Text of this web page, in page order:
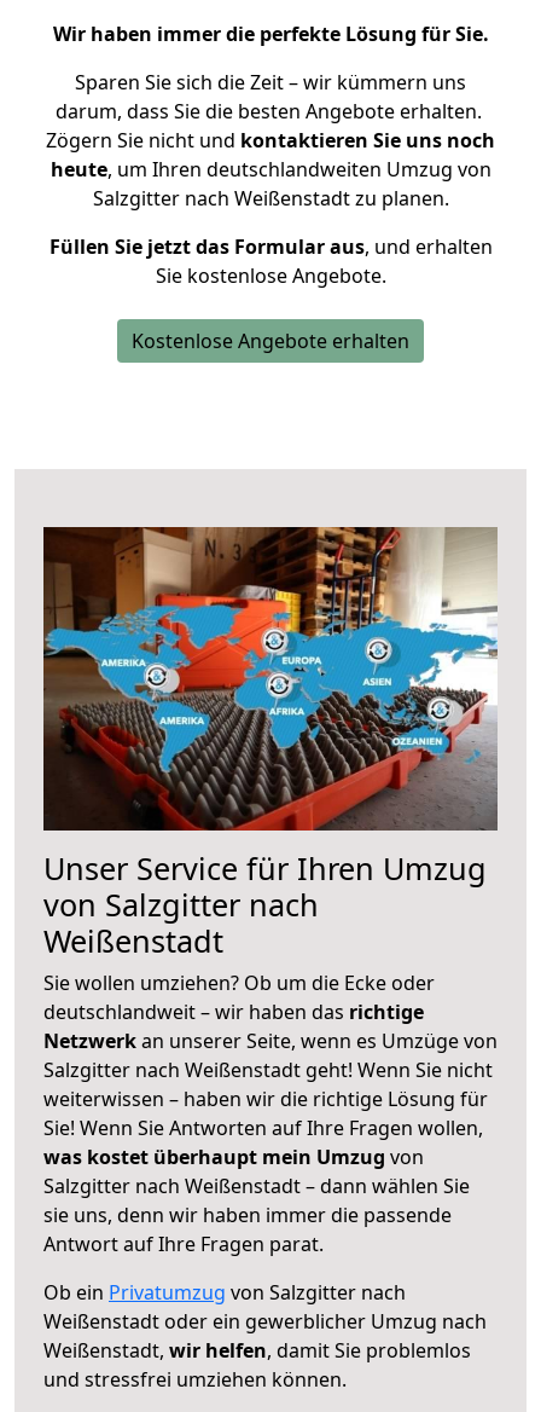
Wir haben immer die perfekte Lösung für Sie.
Sparen Sie sich die Zeit – wir kümmern uns
darum, dass Sie die besten Angebote erhalten.
Zögern Sie nicht und kontaktieren Sie uns noch
heute, um Ihren deutschlandweiten Umzug von
Salzgitter nach Weißenstadt zu planen.
Füllen Sie jetzt das Formular aus, und erhalten
Sie kostenlose Angebote.
Kostenlose Angebote erhalten
Unser Service für Ihren Umzug
von Salzgitter nach
Weißenstadt
Sie wollen umziehen? Ob um die Ecke oder
deutschlandweit – wir haben das richtige
Netzwerkan unserer Seite, wenn es Umzüge von
Salzgitter nach Weißenstadt geht! Wenn Sie nicht
weiterwissen – haben wir die richtige Lösung für
Sie! Wenn Sie Antworten auf Ihre Fragen wollen,
was kostet überhaupt mein Umzug von
Salzgitter nach Weißenstadt – dann wählen Sie
sie uns, denn wir haben immer die passende
Antwort auf Ihre Fragen parat.
Ob ein Privatumzug von Salzgitter nach
Weißenstadt oder ein gewerblicher Umzug nach
Weißenstadt, wir helfen, damit Sie problemlos
und stressfrei umziehen können.